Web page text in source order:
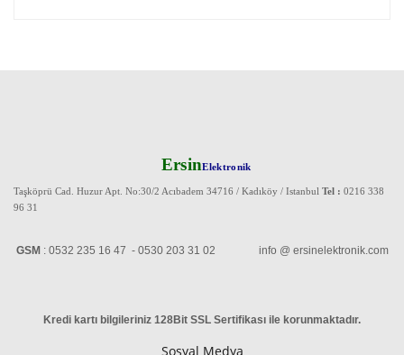
ErsinElektronik
Taşköprü Cad. Huzur Apt. No:30/2 Acıbadem 34716 / Kadıköy / Istanbul Tel : 0216 338
96 31
GSM : 0532 235 16 47 - 0530 203 31 02 info @ ersinelektronik.com
Kredi kartı bilgileriniz 128Bit SSL Sertifikası ile korunmaktadır.
Sosyal Medya